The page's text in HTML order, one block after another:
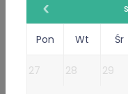
646
Pon Wt Śr
27 28 29